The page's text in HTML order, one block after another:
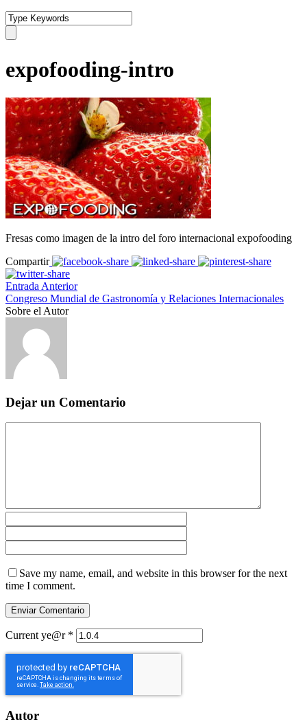
expofooding-intro
Fresas como imagen de la intro del foro internacional expofooding
Compartir
Entrada Anterior
Congreso Mundial de Gastronomía y Relaciones Internacionales
Sobre el Autor
Dejar un Comentario
Save my name, email, and website in this browser for the next
time I comment.
Current ye@r *
Autor